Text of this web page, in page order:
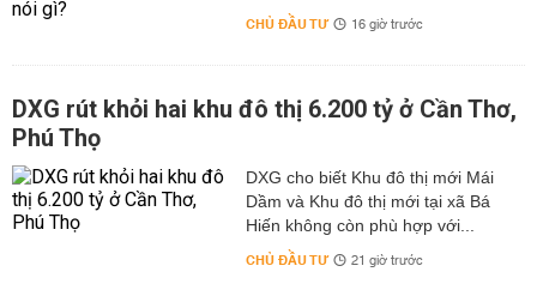
CHỦ ĐẦU TƯ 16 giờ trước
DXG rút khỏi hai khu đô thị 6.200 tỷ ở Cần Thơ,
Phú Thọ
DXG cho biết Khu đô thị mới Mái
Dầm và Khu đô thị mới tại xã Bá
Hiến không còn phù hợp với...
CHỦ ĐẦU TƯ 21 giờ trước